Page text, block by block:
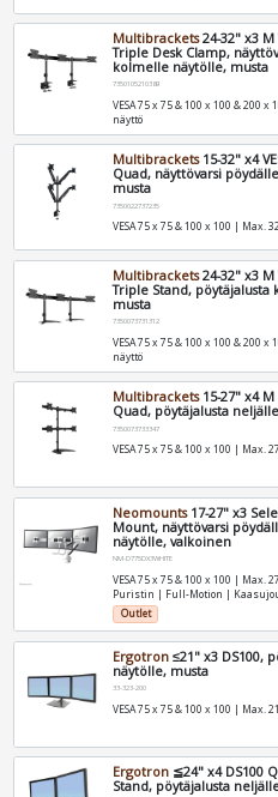
Multibrackets24-32" x3 M
Triple Desk Clamp,
kolmelle näytölle, musta
7350105210389
VESA 75 x 75 & 100 x 100 & 200
näyttö
Multibrackets15-32" x4
Quad, näyttövarsi
musta
7350022737235
VESA 75 x 75 & 100 x 100 | Max.
Multibrackets24-32" x3 M
Triple Stand,
musta
7350073731312
VESA 75 x 75 & 100 x 100 & 200
näyttö
Multibrackets15-27" x4 M
Quad, pöytäjalusta
7350073733347
VESA 75 x 75 & 100 x 100 | Max.
Neomounts17-27" x3
Mount, näyttövarsi
näytölle, valkoinen
NM-D775DX3WHITE
VESA 75 x 75 & 100 x 100 | Max.
Puristin | Full-Motion |
Outlet
Ergotron ≤21" x3 DS100,
näytölle, musta
33-323-200
VESA 75 x 75 & 100 x 100 | Max.
Ergotron ≦24" x4 DS100
Stand, pöytäjalusta